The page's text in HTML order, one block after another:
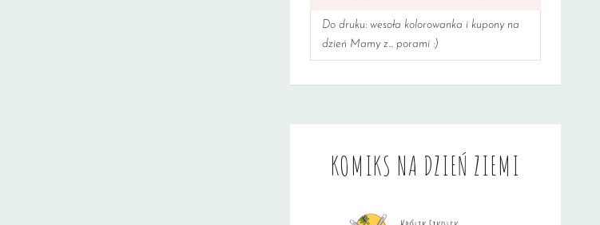
Do druku: wesoła kolorowanka i kupony na
dzień Mamy z... porami :)
KOMIKS NA DZIEŃ ZIEMI